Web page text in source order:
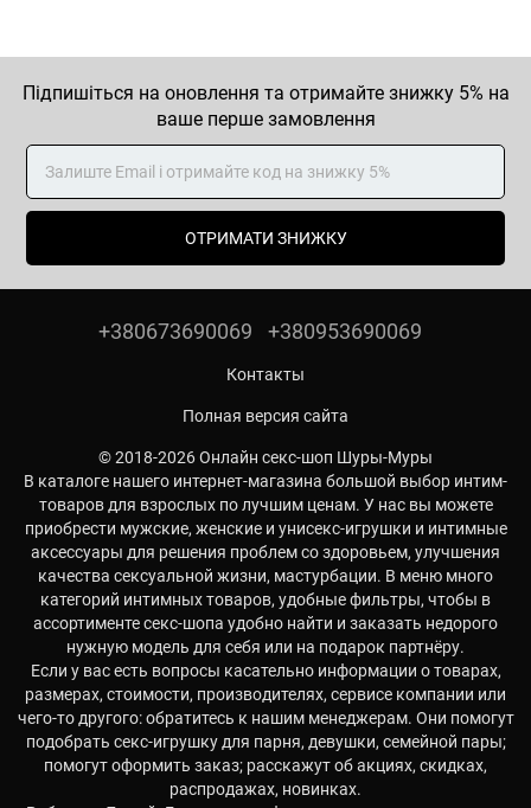
Підпишіться на оновлення та отримайте знижку 5% на
ваше перше замовлення
ОТРИМАТИ ЗНИЖКУ
+380673690069 +380953690069
Контакты
Полная версия сайта
© 2018-2026 Онлайн секс-шоп Шуры-Муры
В каталоге нашего интернет-магазина большой выбор интим-
товаров для взрослых по лучшим ценам. У нас вы можете
приобрести мужские, женские и унисекс-игрушки и интимные
аксессуары для решения проблем со здоровьем, улучшения
качества сексуальной жизни, мастурбации. В меню много
категорий интимных товаров, удобные фильтры, чтобы в
ассортименте секс-шопа удобно найти и заказать недорого
нужную модель для себя или на подарок партнёру.
Если у вас есть вопросы касательно информации о товарах,
размерах, стоимости, производителях, сервисе компании или
чего-то другого: обратитесь к нашим менеджерам. Они помогут
подобрать секс-игрушку для парня, девушки, семейной пары;
помогут оформить заказ; расскажут об акциях, скидках,
распродажах, новинках.